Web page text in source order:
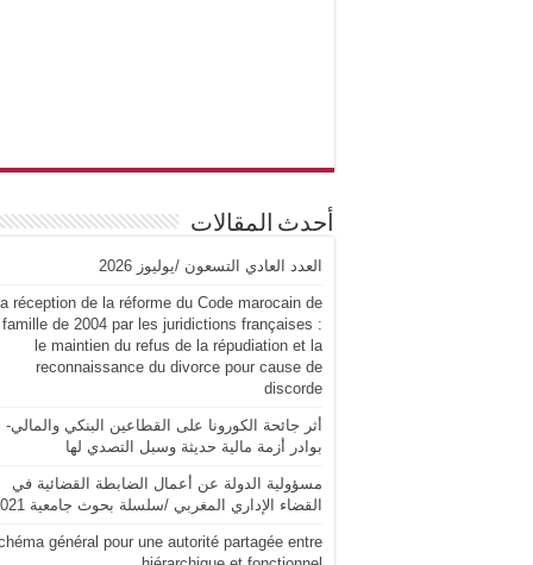
أحدث المقالات
العدد العادي التسعون /يوليوز 2026
La réception de la réforme du Code marocain de
famille de 2004 par les juridictions françaises :
le maintien du refus de la répudiation et la
reconnaissance du divorce pour cause de
discorde
أثر جائحة الكورونا على القطاعين البنكي والمالي-
بوادر أزمة مالية حديثة وسبل التصدي لها
مسؤولية الدولة عن أعمال الضابطة القضائية في
القضاء الإداري المغربي /سلسلة بحوث جامعية 2021
général pour une autorité partagée entre